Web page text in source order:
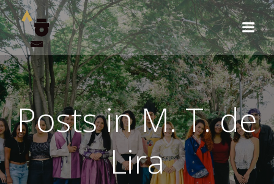
Pular
para
o
conteúdo
Posts inM. T. de
Lira